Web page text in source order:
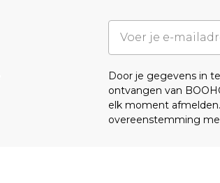
Door je gegevens in
ontvangen van
elk moment
overeenstemming